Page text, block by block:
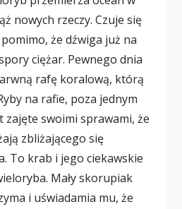
nowych rzeczy. Czuje się
że dźwiga już na
ciężar. Pewnego dnia
rafę koralową, którą
na rafie, poza jednym
zajęte swoimi sprawami, że
zbliżającego się
To krab i jego ciekawskie
Mały skorupiak
i uświadamia mu, że